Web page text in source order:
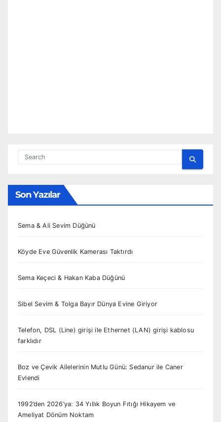
Son Yazılar
Sema & Ali Sevim Düğünü
Köyde Eve Güvenlik Kamerası Taktırdı
Sema Keçeci & Hakan Kaba Düğünü
Sibel Sevim & Tolga Bayır Dünya Evine Giriyor
Telefon, DSL (Line) girişi ile Ethernet (LAN) girişi kablosu
farklıdır
Boz ve Çevik Ailelerinin Mutlu Günü: Sedanur ile Caner
Evlendi
1992’den 2026’ya: 34 Yıllık Boyun Fıtığı Hikayem ve
Ameliyat Dönüm Noktam